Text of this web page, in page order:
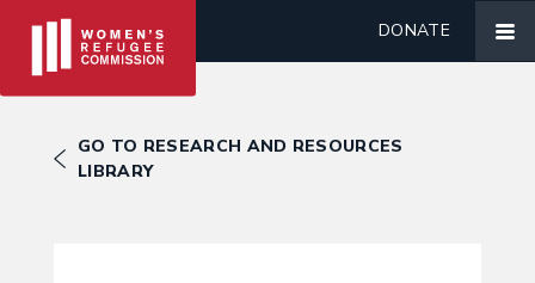
DONATE
GO TO RESEARCH AND RESOURCES
LIBRARY